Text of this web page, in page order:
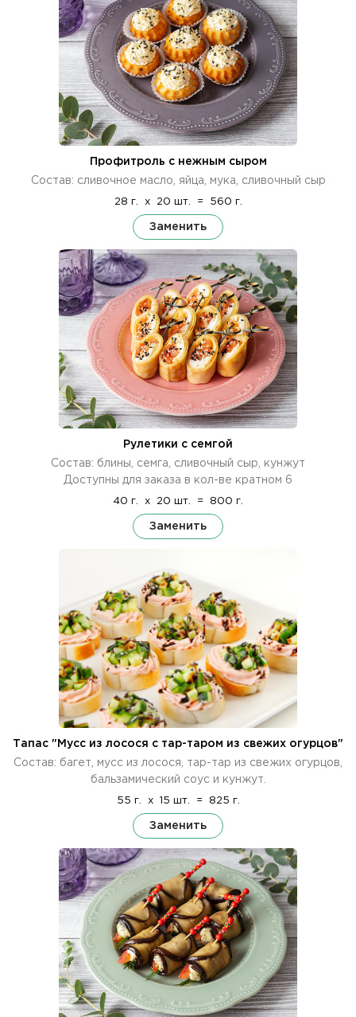
Профитроль с нежным сыром
Состав: сливочное масло, яйца, мука, сливочный сыр
28 г. x 20 шт. = 560 г.
Заменить
Рулетики с семгой
Состав: блины, семга, сливочный сыр, кунжут
Доступны для заказа в кол-ве кратном 6
40 г. x 20 шт. = 800 г.
Заменить
Тапас "Мусс из лосося с тар-таром из свежих огурцов"
Состав: багет, мусс из лосося, тар-тар из свежих огурцов,
бальзамический соус и кунжут.
55 г. x 15 шт. = 825 г.
Заменить